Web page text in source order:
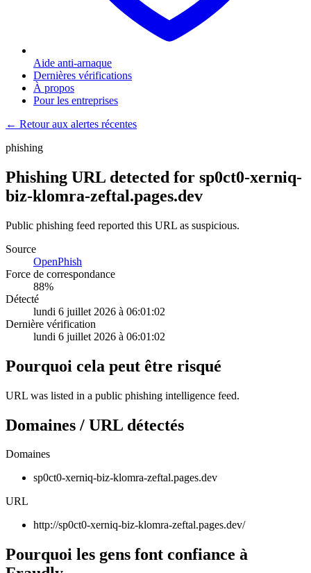
Aide anti-arnaque
Dernières vérifications
À propos
Pour les entreprises
← Retour aux alertes récentes
phishing
Phishing URL detected for sp0ct0-xerniq-
biz-klomra-zeftal.pages.dev
Public phishing feed reported this URL as suspicious.
Source
OpenPhish
Force de correspondance
88%
Détecté
lundi 6 juillet 2026 à 06:01:02
Dernière vérification
lundi 6 juillet 2026 à 06:01:02
Pourquoi cela peut être risqué
URL was listed in a public phishing intelligence feed.
Domaines / URL détectés
Domaines
sp0ct0-xerniq-biz-klomra-zeftal.pages.dev
URL
http://sp0ct0-xerniq-biz-klomra-zeftal.pages.dev/
Pourquoi les gens font confiance à